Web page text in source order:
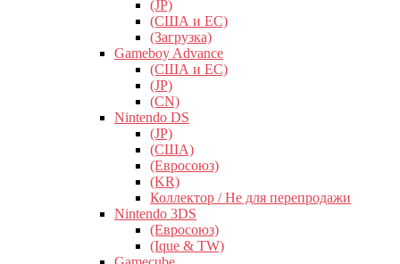
(JP)
(США и ЕС)
(Загрузка)
Gameboy Advance
(США и ЕС)
(JP)
(CN)
Nintendo DS
(JP)
(США)
(Евросоюз)
(KR)
Коллектор / Не для перепродажи
Nintendo 3DS
(Евросоюз)
(Ique & TW)